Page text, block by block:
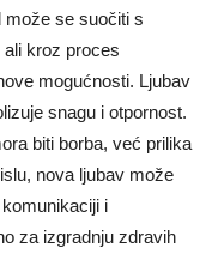
može se suočiti s
kroz proces
mogućnosti. Ljubav
snagu i otpornost.
biti borba, već prilika
nova ljubav može
i
za izgradnju zdravih